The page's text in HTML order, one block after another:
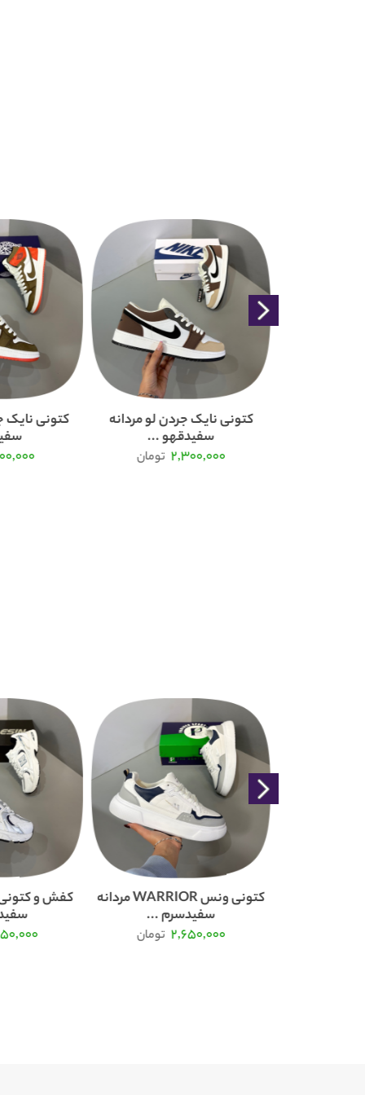
کتونی نایک جردن لو مردانه
سفیدقهو ...
2,300,000 تومان
کتونی نایک
کتونی ونس WARRIOR مردانه
سفیدسرم ...
2,650,000 تومان